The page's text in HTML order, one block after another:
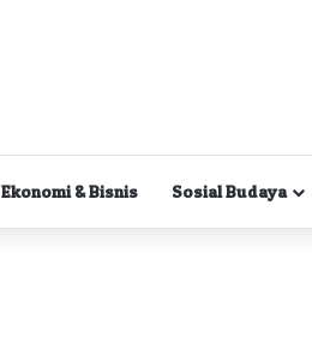
Ekonomi & Bisnis Sosial Budaya